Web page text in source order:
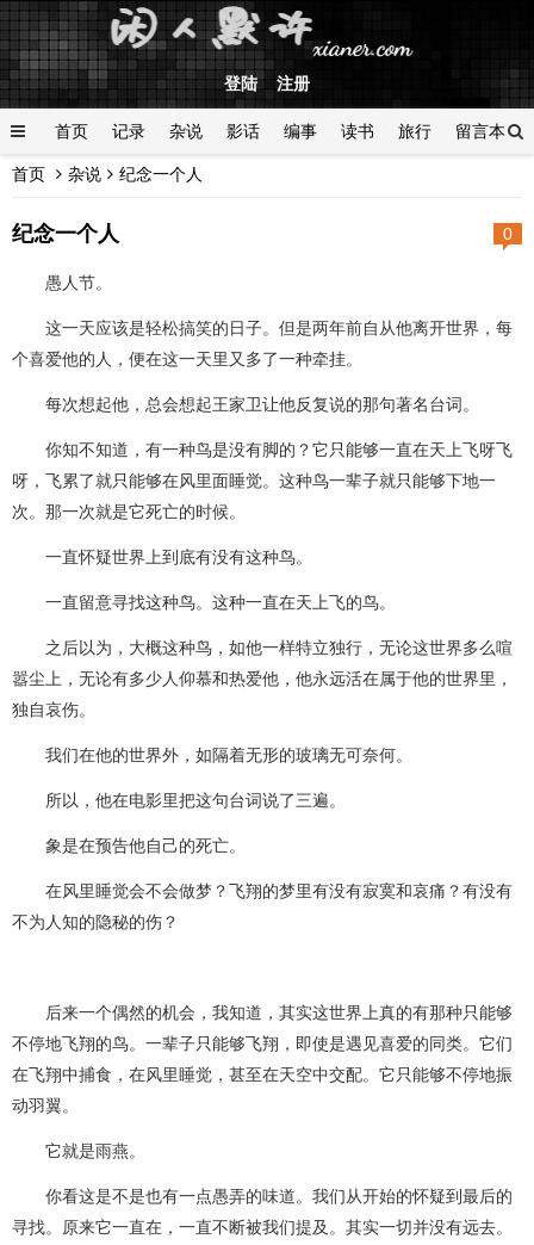
登陆 注册
首页 记录 杂说 影话 编事 读书 旅行 留言本
登陆
首页 杂说 纪念一个人
0
纪念一个人
愚人节。
这一天应该是轻松搞笑的日子。但是两年前自从他离开世界，每
个喜爱他的人，便在这一天里又多了一种牵挂。
每次想起他，总会想起王家卫让他反复说的那句著名台词。
你知不知道，有一种鸟是没有脚的？它只能够一直在天上飞呀飞
呀，飞累了就只能够在风里面睡觉。这种鸟一辈子就只能够下地一
次。那一次就是它死亡的时候。
一直怀疑世界上到底有没有这种鸟。
一直留意寻找这种鸟。这种一直在天上飞的鸟。
之后以为，大概这种鸟，如他一样特立独行，无论这世界多么喧
嚣尘上，无论有多少人仰慕和热爱他，他永远活在属于他的世界里，
独自哀伤。
我们在他的世界外，如隔着无形的玻璃无可奈何。
所以，他在电影里把这句台词说了三遍。
象是在预告他自己的死亡。
在风里睡觉会不会做梦？飞翔的梦里有没有寂寞和哀痛？有没有
不为人知的隐秘的伤？
后来一个偶然的机会，我知道，其实这世界上真的有那种只能够
不停地飞翔的鸟。一辈子只能够飞翔，即使是遇见喜爱的同类。它们
在飞翔中捕食，在风里睡觉，甚至在天空中交配。它只能够不停地振
动羽翼。
它就是雨燕。
你看这是不是也有一点愚弄的味道。我们从开始的怀疑到最后的
寻找。原来它一直在，一直不断被我们提及。其实一切并没有远去。